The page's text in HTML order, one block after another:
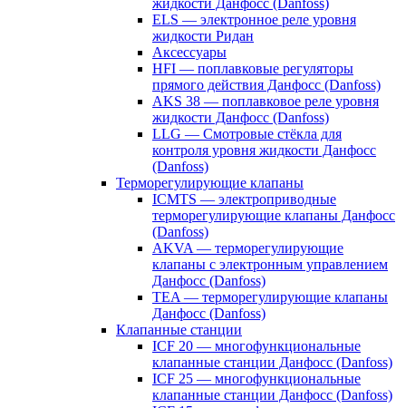
жидкости Данфосс (Danfoss)
ELS — электронное реле уровня
жидкости Ридан
Аксессуары
HFI — поплавковые регуляторы
прямого действия Данфосс (Danfoss)
AKS 38 — поплавковое реле уровня
жидкости Данфосс (Danfoss)
LLG — Смотровые стёкла для
контроля уровня жидкости Данфосс
(Danfoss)
Терморегулирующие клапаны
ICMTS — электроприводные
терморегулирующие клапаны Данфосс
(Danfoss)
AKVA — терморегулирующие
клапаны с электронным управлением
Данфосс (Danfoss)
TEA — терморегулирующие клапаны
Данфосс (Danfoss)
Клапанные станции
ICF 20 — многофункциональные
клапанные станции Данфосс (Danfoss)
ICF 25 — многофункциональные
клапанные станции Данфосс (Danfoss)